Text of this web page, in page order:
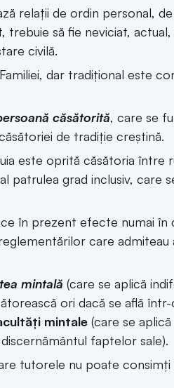
relații de ordin personal,
să fie neviciat,
civilă.
dar tradițional este
căsătorită, care se
de tradiție creștină.
este oprită căsătoria între
patrulea grad inclusiv, care
în prezent efecte numai în
care
mintală (care se aplică
ori dacă se află
mintale (care se
faptelor sale).
tutorele nu poate